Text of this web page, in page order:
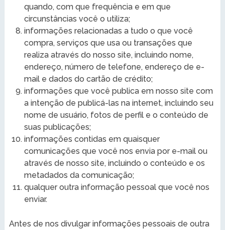
quando, com que frequência e em que
circunstâncias você o utiliza;
informações relacionadas a tudo o que você
compra, serviços que usa ou transações que
realiza através do nosso site, incluindo nome,
endereço, número de telefone, endereço de e-
mail e dados do cartão de crédito;
informações que você publica em nosso site com
a intenção de publicá-las na internet, incluindo seu
nome de usuário, fotos de perfil e o conteúdo de
suas publicações;
informações contidas em quaisquer
comunicações que você nos envia por e-mail ou
através de nosso site, incluindo o conteúdo e os
metadados da comunicação;
qualquer outra informação pessoal que você nos
enviar.
Antes de nos divulgar informações pessoais de outra